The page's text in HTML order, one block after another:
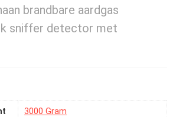
brandbare aardgas
sniffer detector met
‎3000 Gram